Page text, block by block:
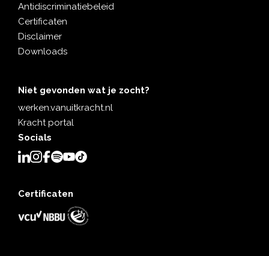
Antidiscriminatiebeleid
Certificaten
Disclaimer
Downloads
Niet gevonden wat je zocht?
werken.vanuitkracht.nl
Kracht portal
Socials
Certificaten